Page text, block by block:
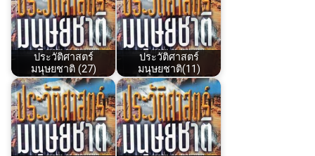
ประวัติศาสตร์
มนุษยชาติ (27)
ประวัติศาสตร์
มนุษยชาติ(11)